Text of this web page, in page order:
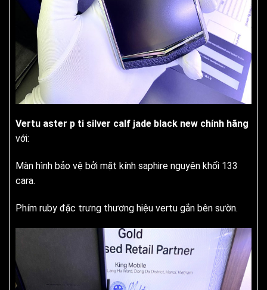
Vertu aster p ti silver calf jade black new chính hãng
với:
Màn hình bảo vệ bởi mặt kính saphire nguyên khối 133
cara.
Phím ruby đặc trưng thương hiệu vertu gắn bên sườn.